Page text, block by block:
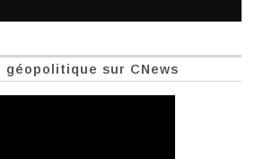
géopolitique sur CNews